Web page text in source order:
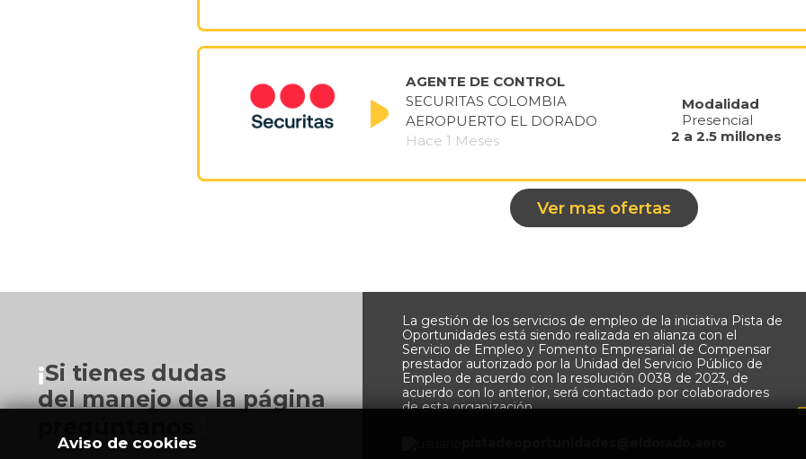
AGENTE DE CONTROL
SECURITAS COLOMBIA
AEROPUERTO EL DORADO
Hace 1 Meses
Modalidad
Presencial
2 a 2.5 millones
Ver mas ofertas
¡Si tienes dudas
del manejo de la página
La gestión de los servicios de empleo de la iniciativa Pista de
Oportunidades está siendo realizada en alianza con el
Servicio de Empleo y Fomento Empresarial de Compensar
prestador autorizado por la Unidad del Servicio Público de
Empleo de acuerdo con la resolución 0038 de 2023, de
acuerdo con lo anterior, será contactado por colaboradores
de esta organización.
Aviso de cookies